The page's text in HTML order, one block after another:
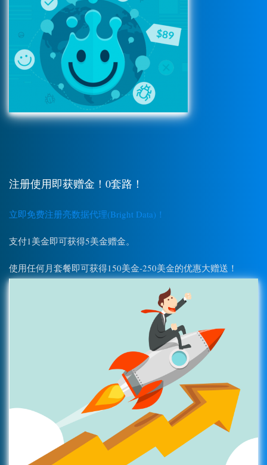
注册使用即获赠金！0套路！
立即免费注册亮数据代理(Bright Data)！
支付1美金即可获得5美金赠金。
使用任何月套餐即可获得150美金-250美金的优惠大赠送！